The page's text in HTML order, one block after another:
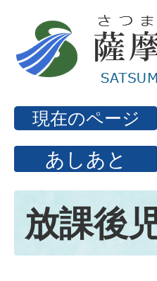
現在のページ
あしあと
放課後